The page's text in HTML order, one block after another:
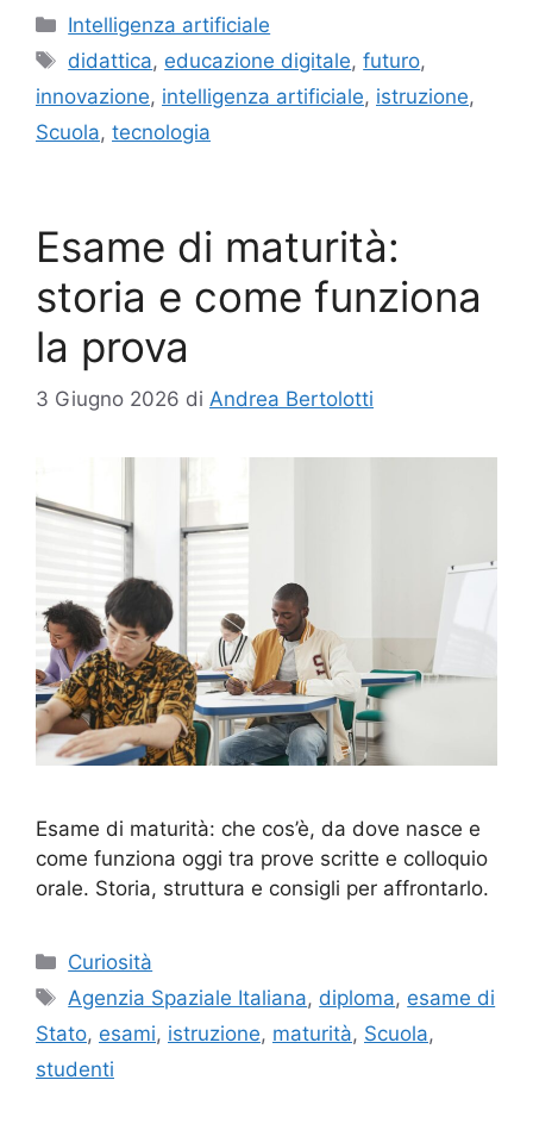
Categorie
Intelligenza artificiale
Tag
didattica, educazione digitale,futuro,
innovazione, intelligenza artificiale, istruzione,
Scuola, tecnologia
Esame di maturità:
storia e come funziona
la prova
3 Giugno 2026 di Andrea Bertolotti
Esame di maturità: che cos’è, da dove nasce e
come funziona oggi tra prove scritte e colloquio
orale. Storia, struttura e consigli per affrontarlo.
Categorie
Curiosità
Tag
Agenzia Spaziale Italiana, diploma, esame di
Stato, esami, istruzione, maturità, Scuola,
studenti